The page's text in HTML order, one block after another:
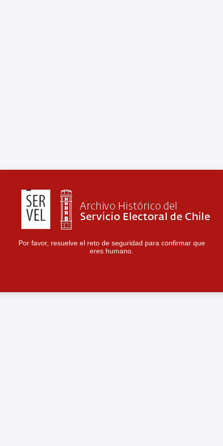
Por favor, resuelve el reto de seguridad para confirmar que
eres humano.